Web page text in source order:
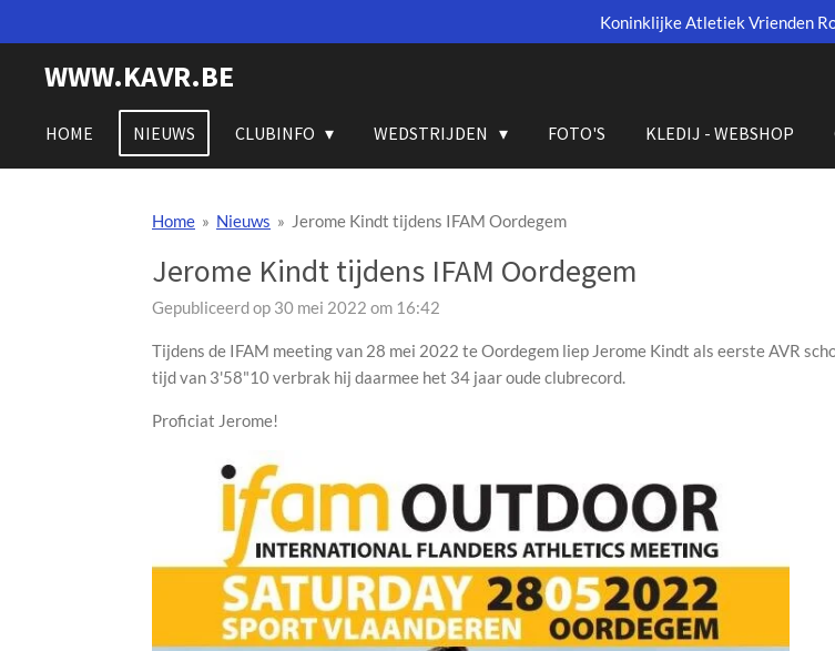
direct
hoofdinhoud
Koninklijke Atletiek Vrienden
WWW.KAVR.BE
HOME NIEUWS CLUBINFO WEDSTRIJDEN FOTO'S KLEDIJ - WEBSHOP
Home » Nieuws » Jerome Kindt tijdens IFAM Oordegem
Jerome Kindt tijdens IFAM Oordegem
Gepubliceerd op 30 mei 2022 om 16:42
Tijdens de IFAM meeting van 28 mei 2022 te Oordegem liep Jerome Kindt als eerste AVR
tijd van 3'58"10 verbrak hij daarmee het 34 jaar oude clubrecord.
Proficiat Jerome!